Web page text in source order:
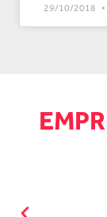
29/10/2018